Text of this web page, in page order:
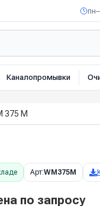
Каналопромывки
375 M
Арт:WM375M
по запросу